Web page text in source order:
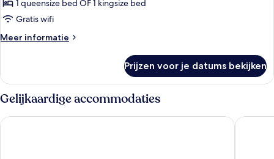
op
stad
1 queensize bed OF 1 kingsize bed
Gratis wifi
Meer informatie
Meer
tweepersoonskamer,
uitzicht
op
stad
Prijzen voor je datums bekijken
Gelijkaardige accommodaties
LIVIE Da Nang Style Avatar